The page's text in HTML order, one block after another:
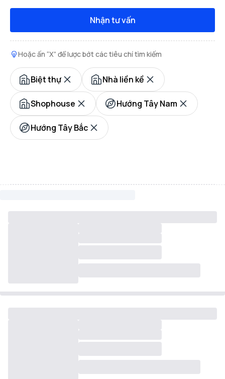
Nhận tư vấn
Hoặc ấn “X” để lược bớt các tiêu chí tìm kiếm
Biệt thự Nhà liền kề
Shophouse Hướng Tây Nam
Hướng Tây Bắc